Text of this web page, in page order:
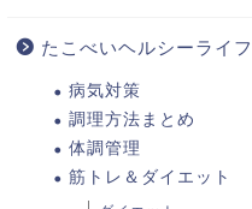
たこべいヘルシーライフ
病気対策
調理方法まとめ
体調管理
筋トレ＆ダイエット